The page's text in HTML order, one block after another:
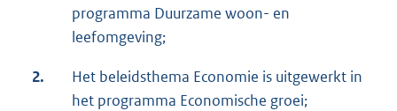
programma Duurzame woon- en
leefomgeving;
2.
Het beleidsthema Economie is uitgewerkt in
het programma Economische groei;